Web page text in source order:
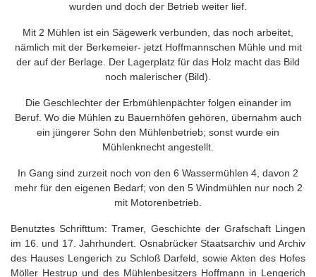
wurden und doch der Betrieb weiter lief.
Mit 2 Mühlen ist ein Sägewerk verbunden, das noch arbeitet,
nämlich mit der Berkemeier- jetzt Hoffmannschen Mühle und mit
der auf der Berlage. Der Lagerplatz für das Holz macht das Bild
noch malerischer (Bild).
Die Geschlechter der Erbmühlenpächter folgen einander im
Beruf. Wo die Mühlen zu Bauernhöfen gehören, übernahm auch
ein jüngerer Sohn den Mühlenbetrieb; sonst wurde ein
Mühlenknecht angestellt.
In Gang sind zurzeit noch von den 6 Wassermühlen 4, davon 2
mehr für den eigenen Bedarf; von den 5 Windmühlen nur noch 2
mit Motorenbetrieb.
Benutztes Schrifttum: Tramer, Geschichte der Grafschaft Lingen
im 16. und 17. Jahrhundert. Osnabrücker Staatsarchiv und Archiv
des Hauses Lengerich zu Schloß Darfeld, sowie Akten des Hofes
Möller Hestrup und des Mühlenbesitzers Hoffmann in Lengerich